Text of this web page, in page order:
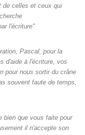
de celles et ceux qui
l'écriture"
Pascal, pour la
d'aide à l'écriture, vos
pour nous sortir du crâne
souvent faute de temps,
bien que vous faite pour
il n'accepte son